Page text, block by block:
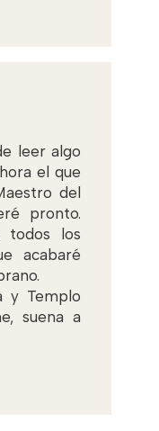
leer algo
el que
del
pronto.
todos los
acabaré
y Templo
suena a